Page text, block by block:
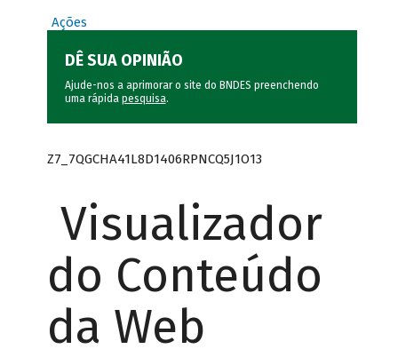
Ações
DÊ SUA OPINIÃO
Ajude-nos a aprimorar o site do BNDES preenchendo
uma rápida pesquisa.
Z7_7QGCHA41L8D1406RPNCQ5J1O13
Visualizador
do Conteúdo
da Web